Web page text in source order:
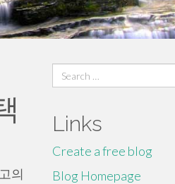
의
Search
for:
Links
Create a free blog
Blog Homepage